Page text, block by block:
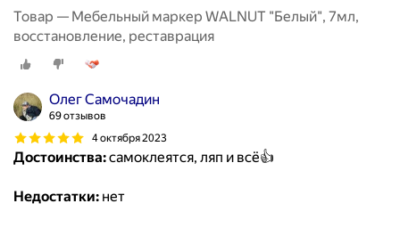
Товар — Мебельный маркер WALNUT "Белый", 7мл,
восстановление, реставрация
Олег Самочадин
69 отзывов
4 октября 2023
Достоинства:самоклеятся, ляп и всё👍
Недостатки: нет